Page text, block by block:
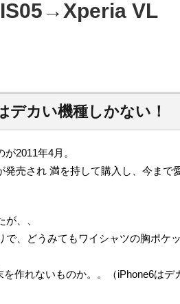
VL
デカい機種しかない！
2011年4月。
売され 満を持して購入し、今まで
、、
、どうみてもワイシャツの胸ポケッ
作れないものか。。（iPhone6はデ